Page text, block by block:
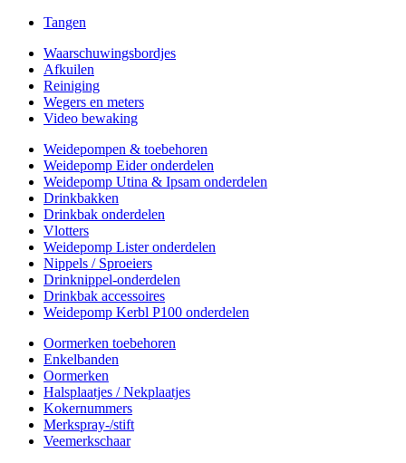
Tangen
Waarschuwingsbordjes
Afkuilen
Reiniging
Wegers en meters
Video bewaking
Weidepompen & toebehoren
Weidepomp Eider onderdelen
Weidepomp Utina & Ipsam onderdelen
Drinkbakken
Drinkbak onderdelen
Vlotters
Weidepomp Lister onderdelen
Nippels / Sproeiers
Drinknippel-onderdelen
Drinkbak accessoires
Weidepomp Kerbl P100 onderdelen
Oormerken toebehoren
Enkelbanden
Oormerken
Halsplaatjes / Nekplaatjes
Kokernummers
Merkspray-/stift
Veemerkschaar